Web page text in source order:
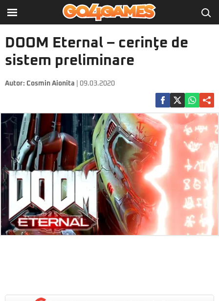
DOOM Eternal – cerinţe de
sistem preliminare
Autor: Cosmin Aionita | 09.03.2020